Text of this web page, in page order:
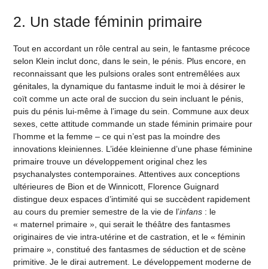
2. Un stade féminin primaire
Tout en accordant un rôle central au sein, le fantasme précoce
selon Klein inclut donc, dans le sein, le pénis. Plus encore, en
reconnaissant que les pulsions orales sont entremêlées aux
génitales, la dynamique du fantasme induit le moi à désirer le
coït comme un acte oral de succion du sein incluant le pénis,
puis du pénis lui-même à l’image du sein. Commune aux deux
sexes, cette attitude commande un stade féminin primaire pour
l’homme et la femme – ce qui n’est pas la moindre des
innovations kleiniennes. L’idée kleinienne d’une phase féminine
primaire trouve un développement original chez les
psychanalystes contemporaines. Attentives aux conceptions
ultérieures de Bion et de Winnicott, Florence Guignard
distingue deux espaces d’intimité qui se succèdent rapidement
au cours du premier semestre de la vie de l’infans : le
« maternel primaire », qui serait le théâtre des fantasmes
originaires de vie intra-utérine et de castration, et le « féminin
primaire », constitué des fantasmes de séduction et de scène
primitive. Je le dirai autrement. Le développement moderne de